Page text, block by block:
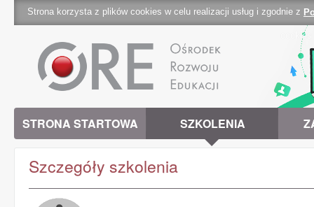
Strona korzysta z plików cookies w celu realizacji usług i zgodnie z
STRONA STARTOWA SZKOLENIA
Szczegóły szkolenia